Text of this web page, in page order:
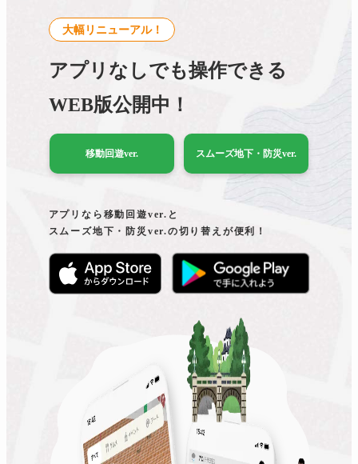
大幅リニューアル！
アプリなしでも操作できる
WEB版公開中！
移動回遊ver. スムーズ地下・防災ver.
アプリなら移動回遊ver.と
スムーズ地下・防災ver.の切り替えが便利！